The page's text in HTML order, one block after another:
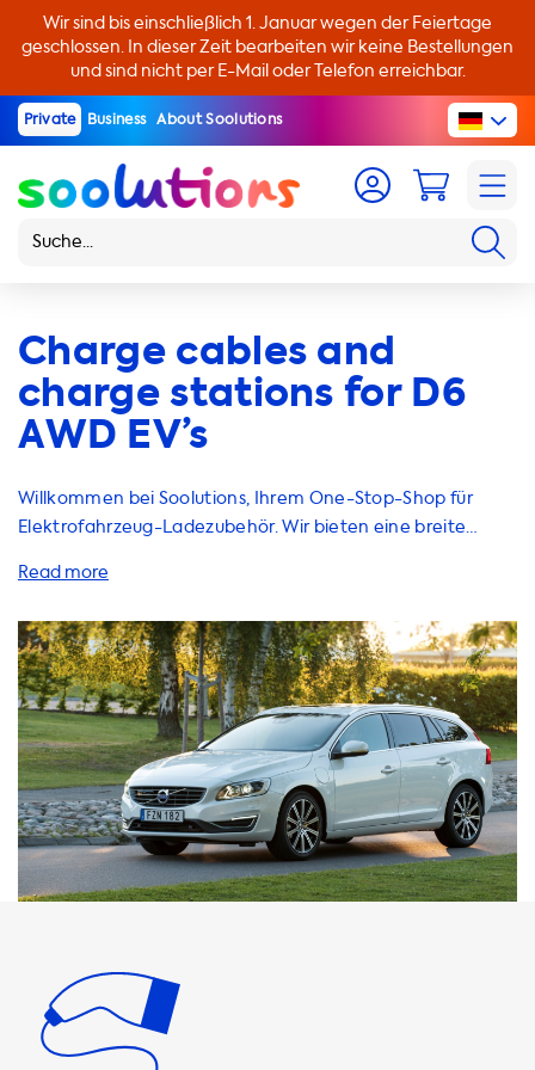
Wir sind bis einschließlich 1. Januar wegen der Feiertage
geschlossen. In dieser Zeit bearbeiten wir keine Bestellungen
und sind nicht per E-Mail oder Telefon erreichbar.
Private Business About Soolutions
Charge cables and
charge stations for D6
AWD EV’s
Willkommen bei Soolutions, Ihrem One-Stop-Shop für
Elektrofahrzeug-Ladezubehör. Wir bieten eine breite
Ladebedürfnisse zu erfüllen. Egal, ob Sie zu Hause oder
Zubehör für Sie. Unsere AC-Ladestationen bieten eine
maximale Ladeleistung von 22 kW, abhängig von der
Verfügbarkeit der Stromversorgung und dem Onboard
Charger Ihres Fahrzeugs. Bitte beachten Sie, dass Ihr
Fahrzeug niemals schneller als die maximale Ladeleistung
an einer AC-Ladestation laden kann. Wenn Sie eine
Ladestation mit einer höheren Ladeleistung als die Ihres
Fahrzeugs wählen, wird dies keine Auswirkungen auf die
Ladezeit haben. Wir empfehlen Ihnen, Zubehörprodukte
zu wählen, die mit der maximalen Ladeleistung Ihres
sollten Sie eine 1-phasige 16A-Ladestation wählen. Wenn
Ihr Fahrzeug mit einer maximalen Ladeleistung von 7,4 kW
ausgestattet ist, empfehlen wir Ihnen eine 1-phasige 32A-